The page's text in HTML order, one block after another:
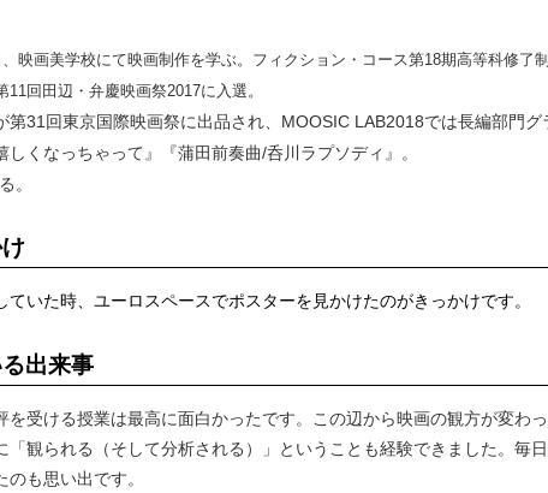
映画美学校にて映画制作を学ぶ。フィクション・コース第18期高等科修了
回田辺・弁慶映画祭2017に入選。
31回東京国際映画祭に出品され、MOOSIC LAB2018では長編部門グ
くなっちゃって』『蒲田前奏曲/呑川ラプソディ』。
。
いた時、ユーロスペースでポスターを見かけたのがきっかけです。
出来事
受ける授業は最高に面白かったです。この辺から映画の観方が変わ
観られる（そして分析される）」ということも経験できました。毎
も思い出です。